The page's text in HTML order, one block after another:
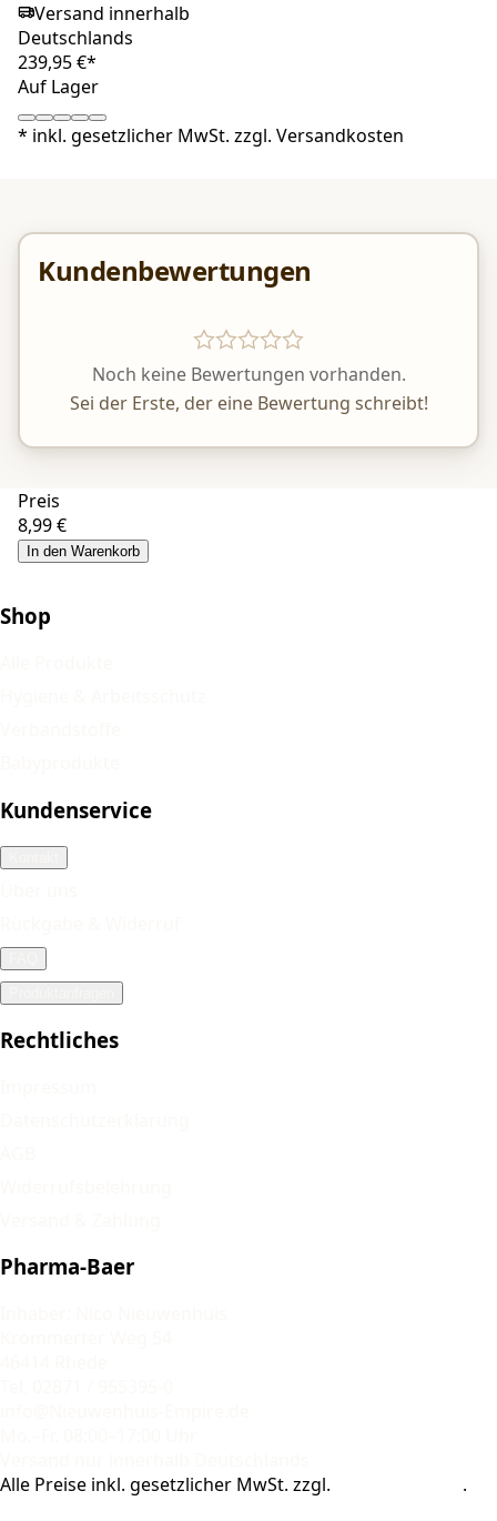
Versand innerhalb
Deutschlands
239,95 €*
Auf Lager
* inkl. gesetzlicher MwSt. zzgl. Versandkosten
Kundenbewertungen
Noch keine Bewertungen vorhanden.
Sei der Erste, der eine Bewertung schreibt!
Preis
8,99 €
In den Warenkorb
Shop
Kundenservice
Rechtliches
Pharma-Baer
Alle Preise inkl. gesetzlicher MwSt. zzgl.
.